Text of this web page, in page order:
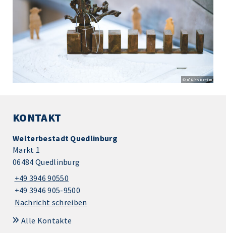
© n'Rico Kreim
KONTAKT
Welterbestadt Quedlinburg
Markt 1
06484 Quedlinburg
+49 3946 90550
+49 3946 905-9500
Nachricht schreiben
Alle Kontakte